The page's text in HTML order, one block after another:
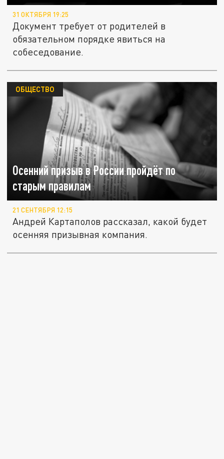
31 ОКТЯБРЯ 19:25
Документ требует от родителей в
обязательном порядке явиться на
собеседование.
Осенний призыв в России пройдёт по
старым правилам
ОБЩЕСТВО
21 СЕНТЯБРЯ 12:15
Андрей Картаполов рассказал, какой будет
осенняя призывная компания.